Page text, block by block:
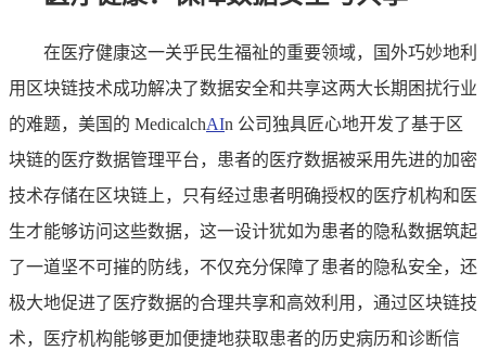
在医疗健康这一关乎民生福祉的重要领域，国外巧妙地利
用区块链技术成功解决了数据安全和共享这两大长期困扰行业
的难题，美国的 MedicalchAIn 公司独具匠心地开发了基于区
块链的医疗数据管理平台，患者的医疗数据被采用先进的加密
技术存储在区块链上，只有经过患者明确授权的医疗机构和医
生才能够访问这些数据，这一设计犹如为患者的隐私数据筑起
了一道坚不可摧的防线，不仅充分保障了患者的隐私安全，还
极大地促进了医疗数据的合理共享和高效利用，通过区块链技
术，医疗机构能够更加便捷地获取患者的历史病历和诊断信